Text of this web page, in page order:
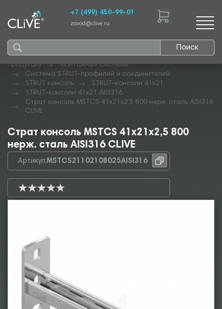
Поиск
+7 (499) 450-99-01
zavod@clive.ru
Продукция
Монтажные системы
Система STRUT-профилей и соединителей
STRUT консоль
STRUT-консоли 41х21
STRUT-консоли 41х21 AISI316
Страт консоль MSTCS 41х21х2,5 800 нерж. сталь AISI316
CLIVE
Страт консоль MSTCS 41х21х2,5 800
нерж. сталь AISI316 CLIVE
Артикул:MSTCS21102108025AISI316